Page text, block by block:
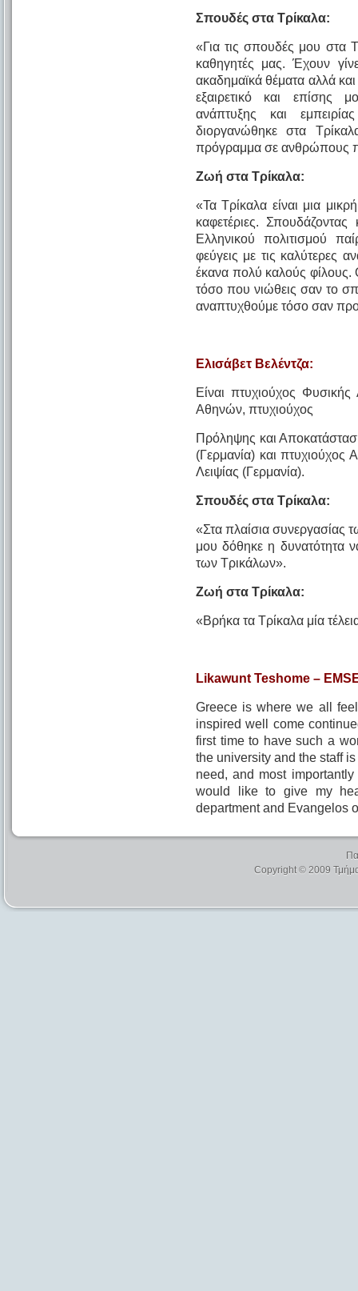
Σπουδές στα Τρίκαλα:
«Για τις σπουδές μου στα
καθηγητές μας. Έχουν
ακαδημαϊκά θέματα αλλά
εξαιρετικό και επίσης
ανάπτυξης και
διοργανώθηκε στα
πρόγραμμα σε ανθρώπους
Ζωή στα Τρίκαλα:
«Τα Τρίκαλα είναι μια
καφετέριες.
Ελληνικού πολιτισμού
φεύγεις με τις καλύτερες
έκανα πολύ καλούς φίλους.
τόσο που νιώθεις σαν το
αναπτυχθούμε τόσο σαν
Ελισάβετ Βελέντζα:
Είναι πτυχιούχος
Αθηνών, πτυχιούχος
Πρόληψης και
(Γερμανία) και πτυχιούχος
Λειψίας (Γερμανία).
Σπουδές στα Τρίκαλα:
«Στα πλαίσια συνεργασίας
μου δόθηκε η
των Τρικάλων».
Ζωή στα Τρίκαλα:
«Βρήκα τα Τρίκαλα μία
Likawunt Teshome –
Greece is where we all
inspired well come
first time to have such a
the university and the staff
need, and most
would like to give my
department and Evangelos
Copyright © 2009